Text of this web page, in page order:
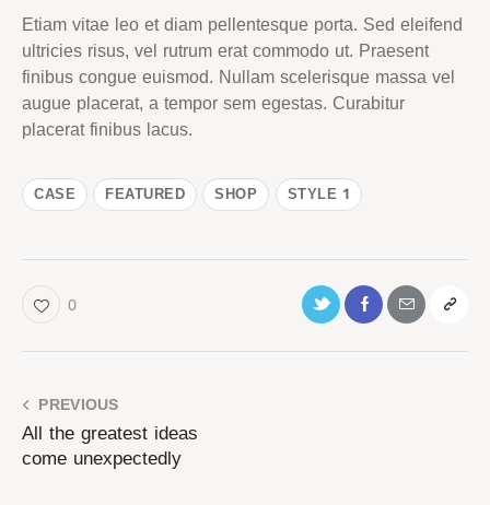
Etiam vitae leo et diam pellentesque porta. Sed eleifend
ultricies risus, vel rutrum erat commodo ut. Praesent
finibus congue euismod. Nullam scelerisque massa vel
augue placerat, a tempor sem egestas. Curabitur
placerat finibus lacus.
CASE FEATURED SHOP STYLE 1
0
PREVIOUS
All the greatest ideas
come unexpectedly